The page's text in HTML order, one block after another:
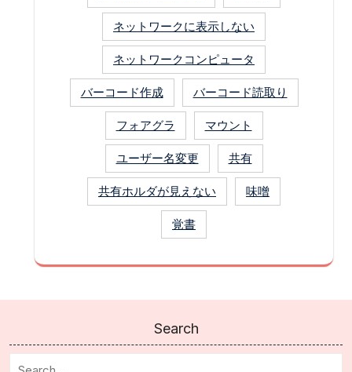
ネットワークに表示しない
ネットワークコンピュータ
バーコード作成 バーコード読取り
フォアグラ マウント
ユーザー名変更 共有
共有ホルダが見えない 味噌
覚書
Search